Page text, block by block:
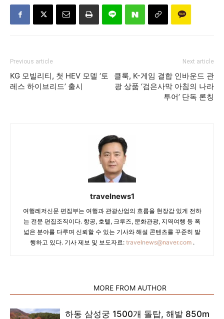
Previous article
KG 모빌리티, 첫 HEV 모델 ‘토
레스 하이브리드’ 출시
Next article
클룩, K-게임 결합 인바운드 관
광 상품 ‘검은사막 아침의 나라
투어’ 단독 론칭
travelnews1
여행레저신문 편집부는 여행과 관광산업의 흐름을 현장감 있게 전하
는 전문 편집조직이다. 항공, 호텔, 크루즈, 문화관광, 지역여행 등 폭
넓은 분야를 다루며 신뢰할 수 있는 기사와 해설 콘텐츠를 꾸준히 발
행하고 있다. 기사 제보 및 보도자료: travelnews@naver.com.
MORE FROM AUTHOR
하동 삼성궁 1500개 돌탑, 해발 850m